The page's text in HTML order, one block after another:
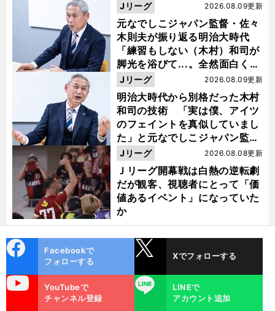
元なでしこジャパン監督・佐々
木則夫が振り返る明治大時代
「練習もしない（木村）和司が
脚光を浴びて...。全然面白くな
い４年間でした」
2026.08.09更新
Jリーグ
明治大時代から別格だった木村
和司の技術 「実は僕、アイツ
のフェイントを真似していまし
た」と元なでしこジャパン監
督・佐々木則夫
2026.08.09更新
Jリーグ
Ｊリーグ開幕戦は白熱の逆転劇
だが観客、視聴者にとって「価
値あるイベント」になっていた
か
2026.08.08更新
Jリーグ
ok
Facebookで
フォローする
Xでフォローする
YouTubeで
チャンネル登録
LINE
LINEで
アカウント追加